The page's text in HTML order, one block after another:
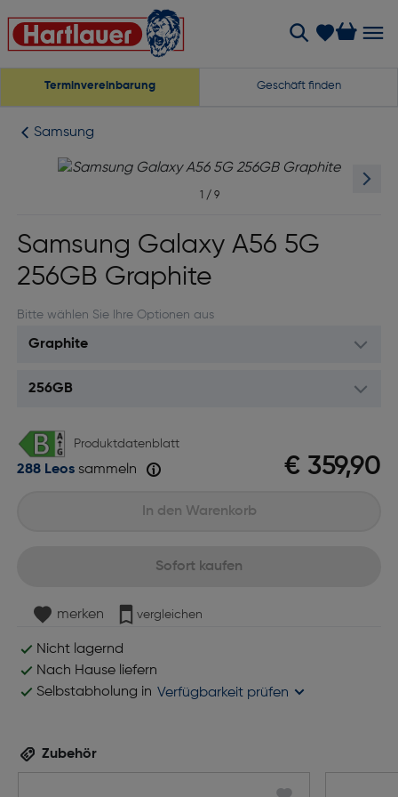
Terminvereinbarung Geschäft finden
Samsung
1 / 9
Samsung Galaxy A56 5G
256GB Graphite
Bitte wählen Sie Ihre Optionen aus
€ 359,90
Produktdatenblatt
288 Leossammeln
Sofort kaufen
In den Warenkorb
merken vergleichen
Nicht lagernd
Nach Hause liefern
Selbstabholung in Verfügbarkeit prüfen
Zubehör